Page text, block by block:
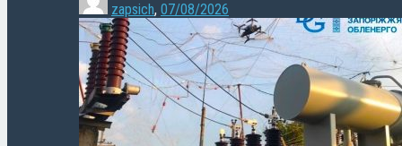
zapsich, 07/08/2026